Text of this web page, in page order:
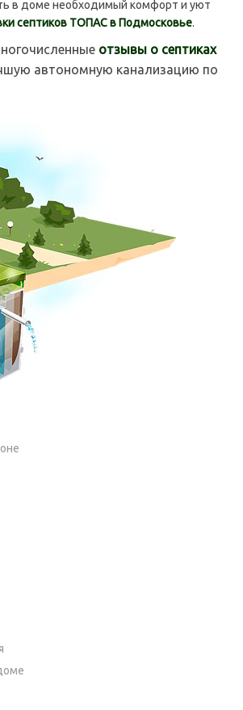
в доме необходимый комфорт и уют
септиков ТОПАС в Подмосковье.
отзывы о септиках
автономную канализацию по